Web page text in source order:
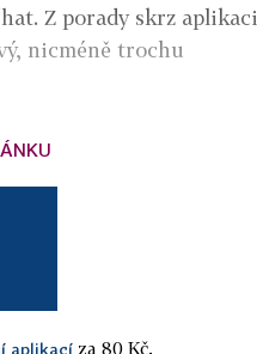
Z porady skrz aplikaci
nicméně trochu
aplikací za 80 Kč.